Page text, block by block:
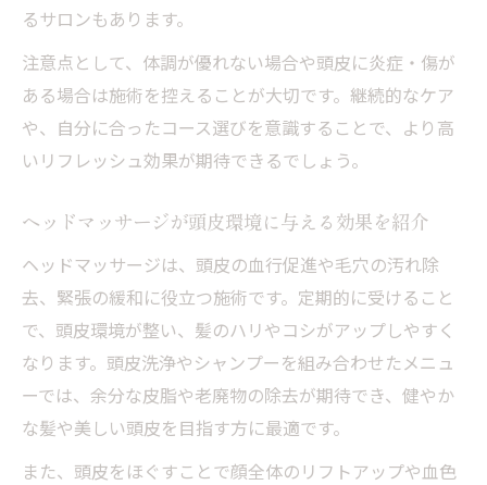
るサロンもあります。
注意点として、体調が優れない場合や頭皮に炎症・傷が
ある場合は施術を控えることが大切です。継続的なケア
や、自分に合ったコース選びを意識することで、より高
いリフレッシュ効果が期待できるでしょう。
ヘッドマッサージが頭皮環境に与える効果を紹介
ヘッドマッサージは、頭皮の血行促進や毛穴の汚れ除
去、緊張の緩和に役立つ施術です。定期的に受けること
で、頭皮環境が整い、髪のハリやコシがアップしやすく
なります。頭皮洗浄やシャンプーを組み合わせたメニュ
ーでは、余分な皮脂や老廃物の除去が期待でき、健やか
な髪や美しい頭皮を目指す方に最適です。
また、頭皮をほぐすことで顔全体のリフトアップや血色